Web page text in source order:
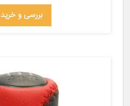
بررسی و خرید